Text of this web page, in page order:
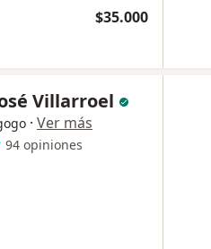
$35.000
Villarroel
· Ver más
94 opiniones